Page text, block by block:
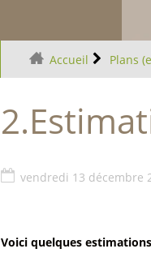
Accueil Plans
vendredi 13 décembre
Voici quelques